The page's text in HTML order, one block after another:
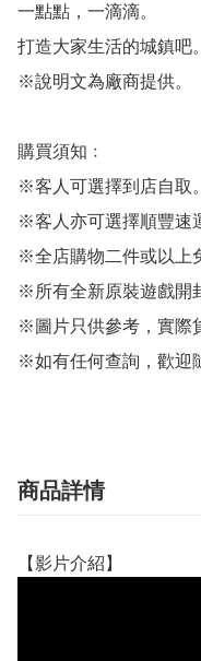
一點點，一滴滴。
打造大家生活的城鎮吧。
※說明文為廠商提供。
購買須知﹕
※客人可選擇到店自取。
※客人亦可選擇順豐速
※全店購物二件或以上
※所有全新原裝遊戲開
※圖片只供參考，實際
※如有任何查詢，歡迎
商品詳情
【影片介紹】